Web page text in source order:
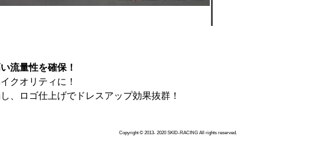
流量性を確保！
クオリティに！
、ロゴ仕上げでドレスアップ効果抜群！
Copyright © 2013- 2020 SKID-RACING All rights reserved.